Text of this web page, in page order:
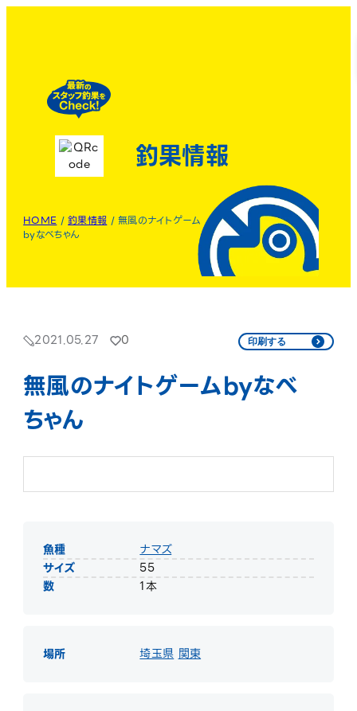
釣果情報
HOME /釣果情報 /無風のナイトゲーム
byなべちゃん
2021.05.27 0 印刷する
無風のナイトゲームbyなべ
ちゃん
魚種
ナマズ
サイズ
55
数
1本
場所 埼玉県 関東